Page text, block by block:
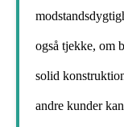
også tjekke, om
solid
andre kunder